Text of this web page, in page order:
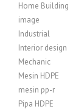
Home Building
image
Industrial
Interior design
Mechanic
Mesin HDPE
mesin pp-r
Pipa HDPE